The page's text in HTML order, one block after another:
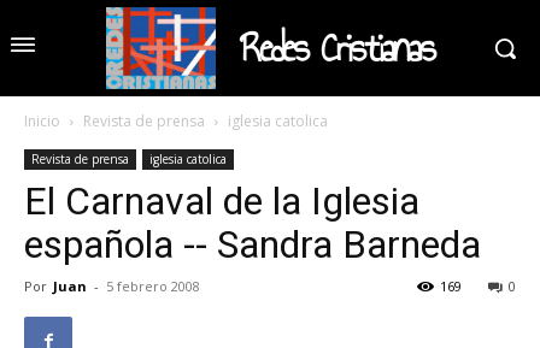
Redes Cristianas
Inicio Revista de prensa iglesia catolica
Revista de prensa iglesia catolica
El Carnaval de la Iglesia
española -- Sandra Barneda
Por Juan - 5 febrero 2008 0
169